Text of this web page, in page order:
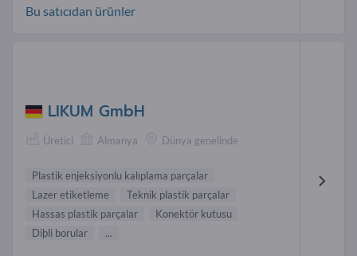
Bu satıcıdan ürünler
LIKUM GmbH
Üretici Almanya Dünya genelinde
Plastik enjeksiyonlu kalıplama parçalar
Lazer etiketleme
Teknik plastik parçalar
Hassas plastik parçalar
Konektör kutusu
Diþli borular
...